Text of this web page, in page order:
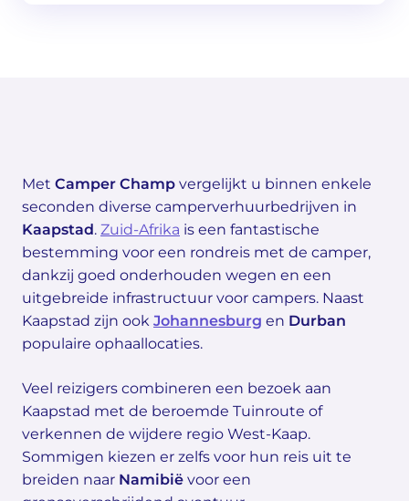
Met Camper Champ vergelijkt u binnen enkele
seconden diverse camperverhuurbedrijven in
Kaapstad. Zuid-Afrika is een fantastische
bestemming voor een rondreis met de camper,
dankzij goed onderhouden wegen en een
uitgebreide infrastructuur voor campers. Naast
Kaapstad zijn ook Johannesburg en Durban
populaire ophaallocaties.
Veel reizigers combineren een bezoek aan
Kaapstad met de beroemde Tuinroute of
verkennen de wijdere regio West-Kaap.
Sommigen kiezen er zelfs voor hun reis uit te
breiden naar Namibië voor een